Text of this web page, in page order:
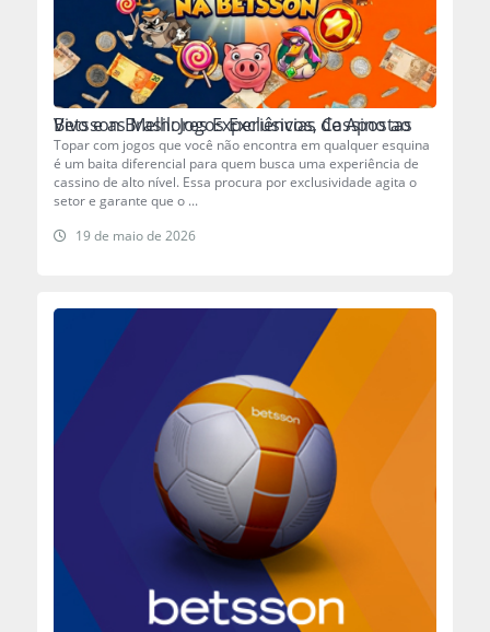
Betsson Brasil: Jogos Exclusivos, Cassino ao Vivo e as Melhores Experiências de Apostas
Topar com jogos que você não encontra em qualquer esquina
é um baita diferencial para quem busca uma experiência de
cassino de alto nível. Essa procura por exclusividade agita o
setor e garante que o ...
19 de maio de 2026